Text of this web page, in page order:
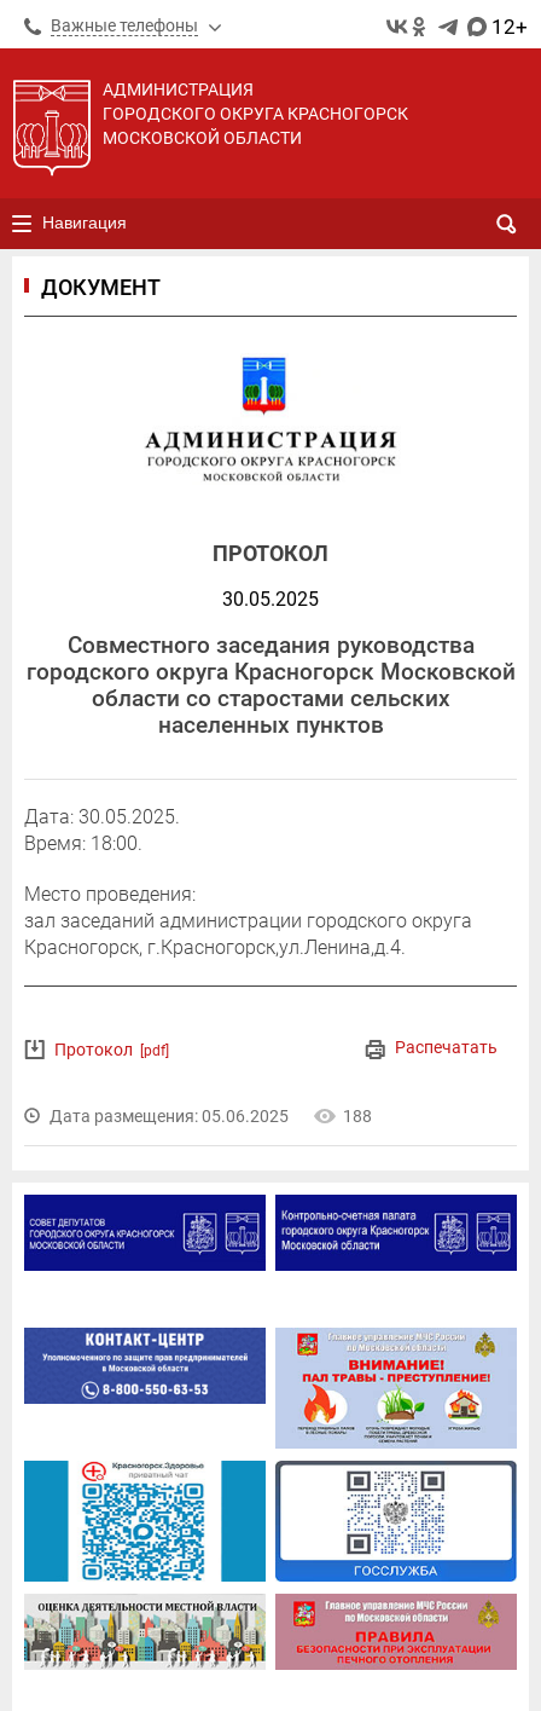
Важные телефоны 12+
АДМИНИСТРАЦИЯ
ГОРОДСКОГО ОКРУГА КРАСНОГОРСК
МОСКОВСКОЙ ОБЛАСТИ
Навигация
ДОКУМЕНТ
ПРОТОКОЛ
30.05.2025
Совместного заседания руководства
городского округа Красногорск Московской
области со старостами сельских
населенных пунктов
Дата: 30.05.2025.
Время: 18:00.
Место проведения:
зал заседаний администрации городского округа
Красногорск, г.Красногорск,ул.Ленина,д.4.
Распечатать
Протокол [pdf]
Дата размещения: 05.06.2025 188